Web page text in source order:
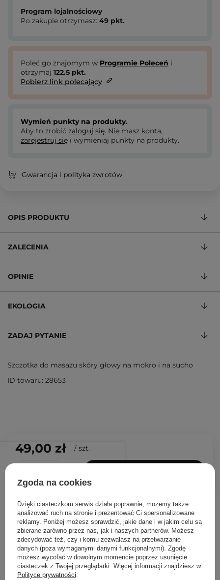
49,00 zł / szt.
Program lojalnościowy
Po zakupie otrzymasz: 49 pkt.
Poleć go znajomym w Programie Poleceń i
otrzymaj 122.5 pkt.
Pobierz link polecający
Wymień punkty na produkty.
Aby to zrobić zaloguj się. Nie masz konta,
zarejestruj się i wymieniaj punkty na produkty.
Gwarancja i polityka zwrotów
OPIS PRODUKTU
ZALECENIA
OPINIE
EKOLOGIA
ZADAJ PYTANIE
Szczotka do masażu skóry głowy na mokro i na sucho
ID towaru: 28653
Inni klienci sprawdzali również
Zgoda na cookies
Dzięki ciasteczkom serwis działa poprawnie; możemy także
analizować ruch na stronie i prezentować Ci spersonalizowane
reklamy. Poniżej możesz sprawdzić, jakie dane i w jakim celu są
zbierane zarówno przez nas, jak i naszych partnerów. Możesz
zdecydować też, czy i komu zezwalasz na przetwarzanie
danych (poza wymaganymi danymi funkcjonalnymi). Zgodę
możesz wycofać w dowolnym momencie poprzez usunięcie
ciasteczek z Twojej przeglądarki. Więcej informacji znajdziesz w
Polityce prywatności